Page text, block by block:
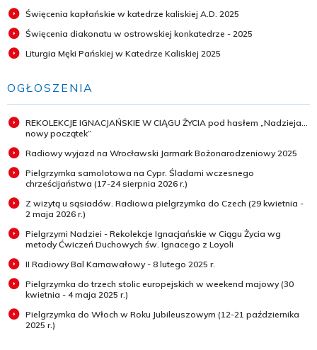
Święcenia kapłańskie w katedrze kaliskiej A.D. 2025
Święcenia diakonatu w ostrowskiej konkatedrze - 2025
Liturgia Męki Pańskiej w Katedrze Kaliskiej 2025
OGŁOSZENIA
REKOLEKCJE IGNACJAŃSKIE W CIĄGU ŻYCIA pod hasłem „Nadzieja...
nowy początek”
Radiowy wyjazd na Wrocławski Jarmark Bożonarodzeniowy 2025
Pielgrzymka samolotowa na Cypr. Śladami wczesnego
chrześcijaństwa (17-24 sierpnia 2026 r.)
Z wizytą u sąsiadów. Radiowa pielgrzymka do Czech (29 kwietnia -
2 maja 2026 r.)
Pielgrzymi Nadziei - Rekolekcje Ignacjańskie w Ciągu Życia wg
metody Ćwiczeń Duchowych św. Ignacego z Loyoli
II Radiowy Bal Karnawałowy - 8 lutego 2025 r.
Pielgrzymka do trzech stolic europejskich w weekend majowy (30
kwietnia - 4 maja 2025 r.)
Pielgrzymka do Włoch w Roku Jubileuszowym (12-21 października
2025 r.)